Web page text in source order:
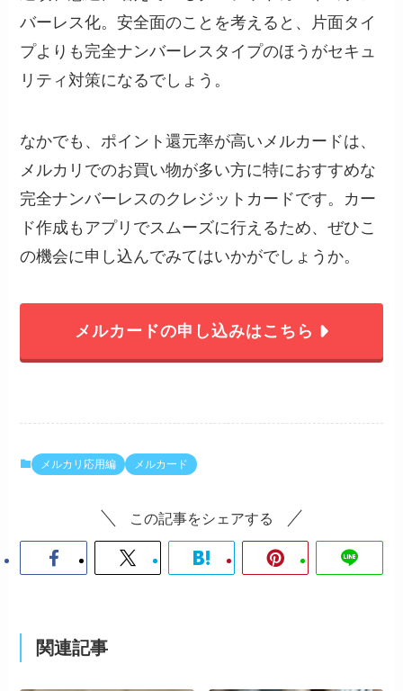
バーレス化。安全面のことを考えると、片面タイ
プよりも完全ナンバーレスタイプのほうがセキュ
リティ対策になるでしょう。
なかでも、ポイント還元率が高いメルカードは、
メルカリでのお買い物が多い方に特におすすめな
完全ナンバーレスのクレジットカードです。カー
ド作成もアプリでスムーズに行えるため、ぜひこ
の機会に申し込んでみてはいかがでしょうか。
メルカードの申し込みはこちら
メルカリ応用編 メルカード
この記事をシェアする
関連記事